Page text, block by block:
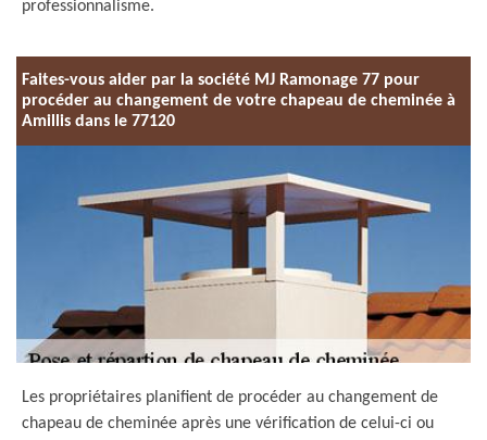
professionnalisme.
Faites-vous aider par la société MJ Ramonage 77 pour
procéder au changement de votre chapeau de cheminée à
Amillis dans le 77120
Les propriétaires planifient de procéder au changement de
chapeau de cheminée après une vérification de celui-ci ou